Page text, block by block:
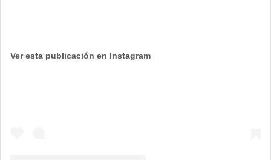
Ver esta publicación en Instagram